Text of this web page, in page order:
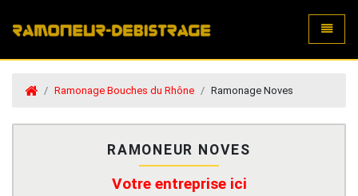
Ramonage Bouches du Rhône Ramonage Noves
RAMONEUR NOVES
Votre entreprise ici